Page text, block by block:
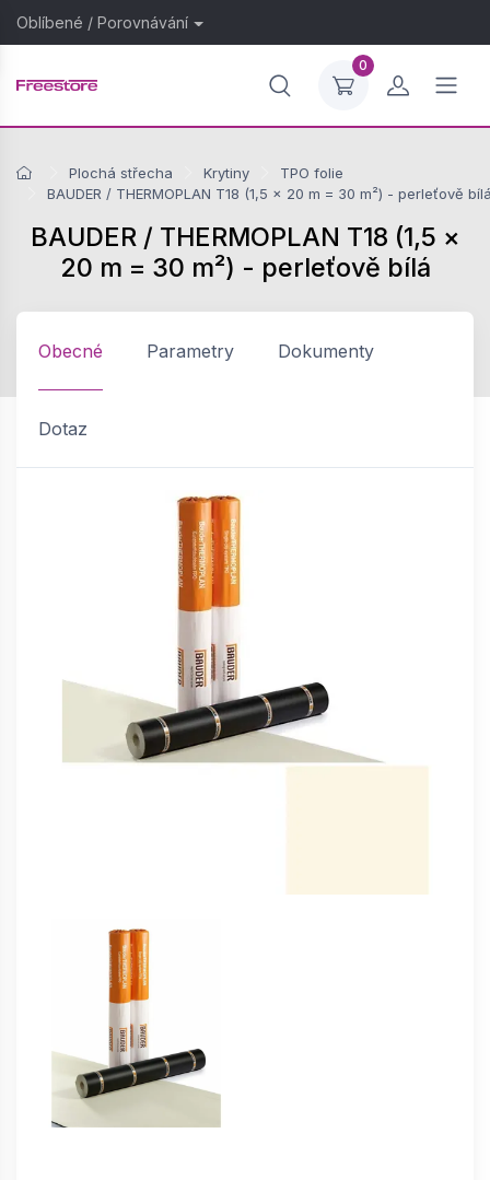
Oblíbené / Porovnávání
0
Plochá střecha Krytiny
TPO folie
BAUDER / THERMOPLAN T18 (1,5 × 20 m = 30 m²) - perleťově
BAUDER / THERMOPLAN T18 (1,5 ×
20 m = 30 m²) - perleťově bílá
Obecné Parametry Dokumenty
Dotaz